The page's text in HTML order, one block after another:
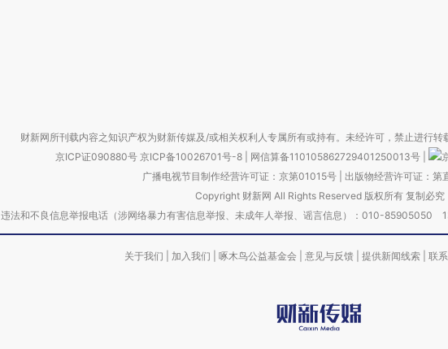
财新网所刊载内容之知识产权为财新传媒及/或相关权利人专属所有或持有。未经许可，禁止进行转
京ICP证090880号 京ICP备10026701号-8 网信算备110105862729401250013号
广播电视节目制作经营许可证：京第01015号| 出版物经营许可证：第
Copyright 财新网 All Rights Reserved 版权所有 复制必究
违法和不良信息举报电话（涉网络暴力有害信息举报、未成年人举报、谣言信息）：010-85905050
关于我们 加入我们 啄木鸟公益基金会 意见与反馈 提供新闻线索 联